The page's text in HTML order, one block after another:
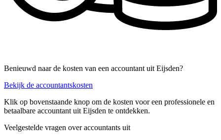
Benieuwd naar de kosten van een accountant uit Eijsden?
Bekijk de accountantskosten
Klik op bovenstaande knop om de kosten voor een professionele en
betaalbare accountant uit Eijsden te ontdekken.
Veelgestelde vragen over accountants uit